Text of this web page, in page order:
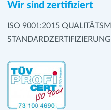
Wir sind zertifiziert
ISO 9001:2015
STANDARDZERTIFIZIERUNG